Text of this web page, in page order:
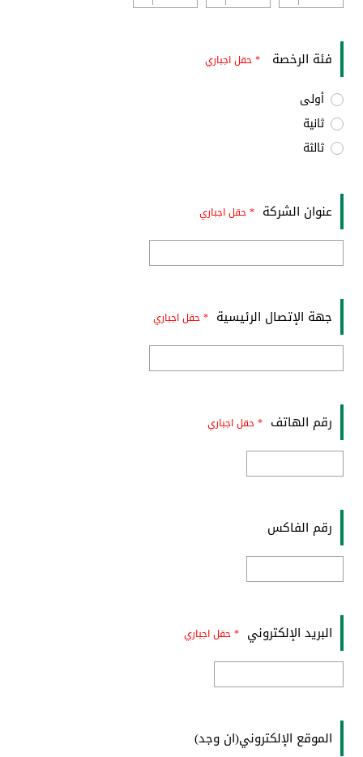
فئة الرخصة * حقل اجباري
أولى
ثانية
ثالثة
عنوان الشركة * حقل اجباري
جهة الإتصال الرئيسية * حقل اجباري
رقم الهاتف * حقل اجباري
رقم الفاكس
البريد الإلكتروني * حقل اجباري
الموقع الإلكتروني(ان وجد)